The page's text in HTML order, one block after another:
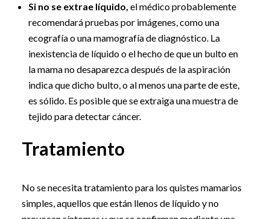
Si no se extrae líquido, el médico probablemente
recomendará pruebas por imágenes, como una
ecografía o una mamografía de diagnóstico. La
inexistencia de líquido o el hecho de que un bulto en
la mama no desaparezca después de la aspiración
indica que dicho bulto, o al menos una parte de este,
es sólido. Es posible que se extraiga una muestra de
tejido para detectar cáncer.
Tratamiento
No se necesita tratamiento para los quistes mamarios
simples, aquellos que están llenos de líquido y no